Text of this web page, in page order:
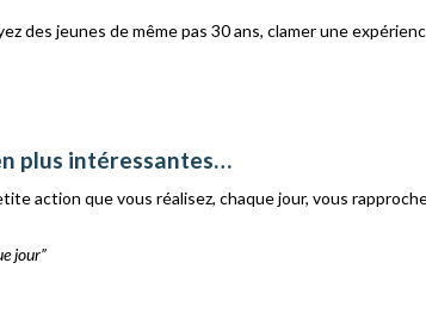
des jeunes de même pas 30 ans, clamer une
plus intéressantes…
action que vous réalisez, chaque jour, vous
jour”